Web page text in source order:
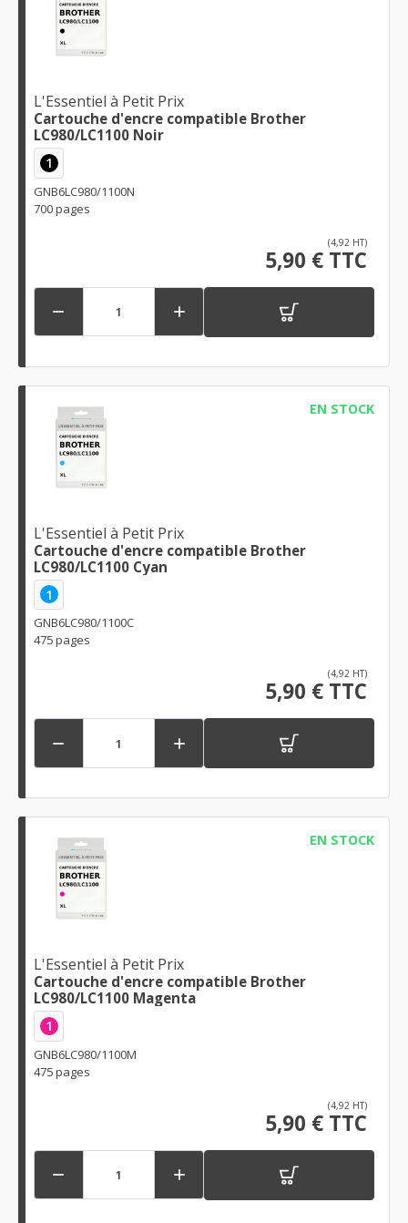
L'Essentiel à Petit Prix
Cartouche d'encre compatible Brother
LC980/LC1100 Noir
1
GNB6LC980/1100N
700 pages
(4,92 HT)
5,90 € TTC
 
EN STOCK
L'Essentiel à Petit Prix
Cartouche d'encre compatible Brother
LC980/LC1100 Cyan
1
GNB6LC980/1100C
475 pages
(4,92 HT)
5,90 € TTC
 
EN STOCK
L'Essentiel à Petit Prix
Cartouche d'encre compatible Brother
LC980/LC1100 Magenta
1
GNB6LC980/1100M
475 pages
(4,92 HT)
5,90 € TTC
 